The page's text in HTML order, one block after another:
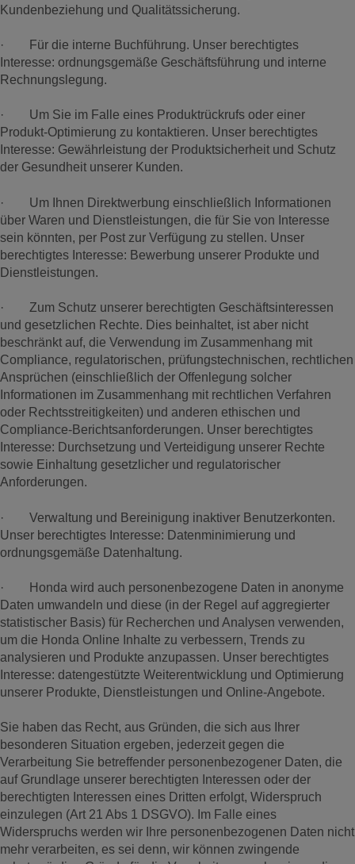
Kundenbeziehung und Qualitätssicherung.
· Für die interne Buchführung. Unser berechtigtes
Interesse: ordnungsgemäße Geschäftsführung und interne
Rechnungslegung.
· Um Sie im Falle eines Produktrückrufs oder einer
Produkt-Optimierung zu kontaktieren. Unser berechtigtes
Interesse: Gewährleistung der Produktsicherheit und Schutz
der Gesundheit unserer Kunden.
· Um Ihnen Direktwerbung einschließlich Informationen
über Waren und Dienstleistungen, die für Sie von Interesse
sein könnten, per Post zur Verfügung zu stellen. Unser
berechtigtes Interesse: Bewerbung unserer Produkte und
Dienstleistungen.
· Zum Schutz unserer berechtigten Geschäftsinteressen
und gesetzlichen Rechte. Dies beinhaltet, ist aber nicht
beschränkt auf, die Verwendung im Zusammenhang mit
Compliance, regulatorischen, prüfungstechnischen, rechtlichen
Ansprüchen (einschließlich der Offenlegung solcher
Informationen im Zusammenhang mit rechtlichen Verfahren
oder Rechtsstreitigkeiten) und anderen ethischen und
Compliance-Berichtsanforderungen. Unser berechtigtes
Interesse: Durchsetzung und Verteidigung unserer Rechte
sowie Einhaltung gesetzlicher und regulatorischer
Anforderungen.
· Verwaltung und Bereinigung inaktiver Benutzerkonten.
Unser berechtigtes Interesse: Datenminimierung und
ordnungsgemäße Datenhaltung.
· Honda wird auch personenbezogene Daten in anonyme
Daten umwandeln und diese (in der Regel auf aggregierter
statistischer Basis) für Recherchen und Analysen verwenden,
um die Honda Online Inhalte zu verbessern, Trends zu
analysieren und Produkte anzupassen. Unser berechtigtes
Interesse: datengestützte Weiterentwicklung und Optimierung
unserer Produkte, Dienstleistungen und Online-Angebote.
Sie haben das Recht, aus Gründen, die sich aus Ihrer
besonderen Situation ergeben, jederzeit gegen die
Verarbeitung Sie betreffender personenbezogener Daten, die
auf Grundlage unserer berechtigten Interessen oder der
berechtigten Interessen eines Dritten erfolgt, Widerspruch
einzulegen (Art 21 Abs 1 DSGVO). Im Falle eines
Widerspruchs werden wir Ihre personenbezogenen Daten nicht
mehr verarbeiten, es sei denn, wir können zwingende